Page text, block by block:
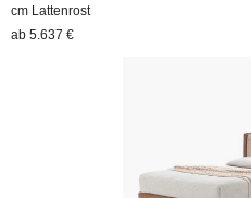
cm Lattenrost
ab 5.637 €